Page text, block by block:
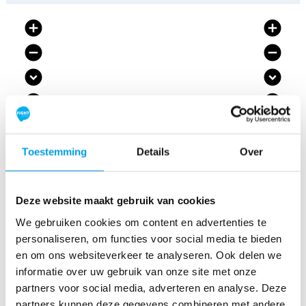
Toestemming Details Over
Deze website maakt gebruik van cookies
We gebruiken cookies om content en advertenties te
personaliseren, om functies voor social media te bieden
en om ons websiteverkeer te analyseren. Ook delen we
informatie over uw gebruik van onze site met onze
partners voor social media, adverteren en analyse. Deze
partners kunnen deze gegevens combineren met andere
add_circle
remove_circle
expand_circle_down
expand_circle_down
add
remove
add_circle_outline
remove_circle_outline
expand_more
expand_less
Ik heb een vraag over kanker. Waar kan ik
add_circle
remove_circle
expand_circle_down
expand_circle_down
add
remove
expand_more
expand_less
Alles over de ziekte kanker vind je op deze
externe website. Heb je een specifieke of